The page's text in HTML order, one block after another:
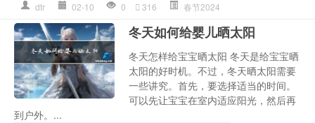
dtr 02-10 0 316 春节2024
冬天如何给婴儿晒太阳
冬天怎样给宝宝晒太阳 冬天是给宝宝晒
太阳的好时机。不过，冬天晒太阳需要
一些讲究。首先，要选择适当的时间。
可以先让宝宝在室内适应阳光，然后再
到户外。...